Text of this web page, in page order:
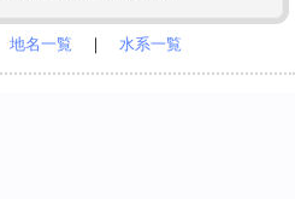
地名一覧 ｜ 水系一覧